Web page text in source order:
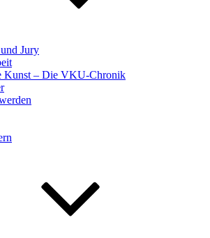
Jury
Kunst – Die VKU-Chronik